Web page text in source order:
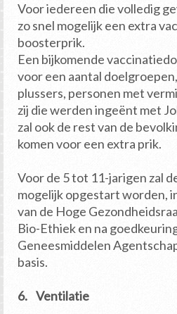
Voor iedereen die volledig
zo snel mogelijk een extra
boosterprik.
Een bijkomende
voor een aantal
plussers, personen met
zij die werden ingeënt met
zal ook de rest van de
komen voor een extra prik.
Voor de 5 tot 11-jarigen zal
mogelijk opgestart worden,
van de Hoge
Bio-Ethiek en na
Geneesmiddelen
basis.
6. Ventilatie